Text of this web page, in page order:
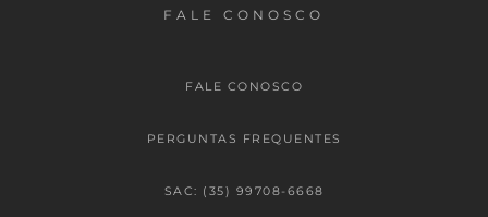
FALE CONOSCO
FALE CONOSCO
PERGUNTAS FREQUENTES
SAC: (35) 99708-6668